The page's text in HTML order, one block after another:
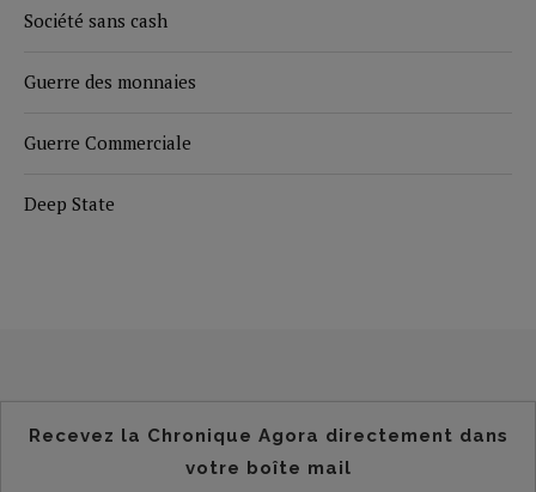
Société sans cash
Guerre des monnaies
Guerre Commerciale
Deep State
Recevez la Chronique Agora directement dans
votre boîte mail